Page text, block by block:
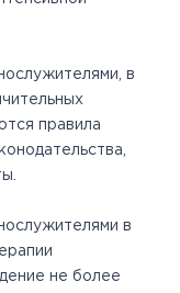
в
правила
в
не более